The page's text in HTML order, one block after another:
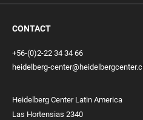
CONTACT
+56-(0)2-22 34 34 66
heidelberg-center@heidelbergcenter.cl
Heidelberg Center Latin America
Las Hortensias 2340